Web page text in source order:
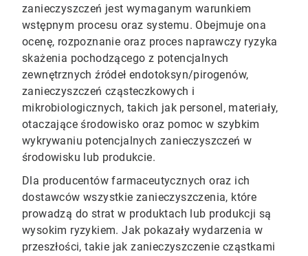
zanieczyszczeń jest wymaganym warunkiem
wstępnym procesu oraz systemu. Obejmuje ona
ocenę, rozpoznanie oraz proces naprawczy ryzyka
skażenia pochodzącego z potencjalnych
zewnętrznych źródeł endotoksyn/pirogenów,
zanieczyszczeń cząsteczkowych i
mikrobiologicznych, takich jak personel, materiały,
otaczające środowisko oraz pomoc w szybkim
wykrywaniu potencjalnych zanieczyszczeń w
środowisku lub produkcie.
Dla producentów farmaceutycznych oraz ich
dostawców wszystkie zanieczyszczenia, które
prowadzą do strat w produktach lub produkcji są
wysokim ryzykiem. Jak pokazały wydarzenia w
przeszłości, takie jak zanieczyszczenie cząstkami